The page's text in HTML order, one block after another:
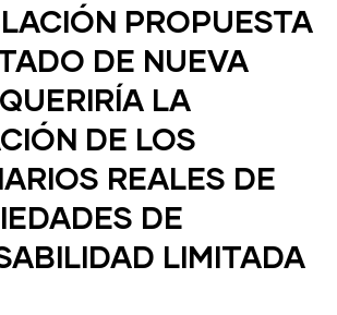
PROPUESTA
DE NUEVA
LA
DE LOS
REALES DE
DE
LIMITADA